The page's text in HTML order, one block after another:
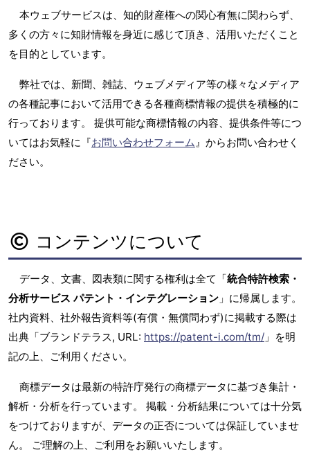
本ウェブサービスは、知的財産権への関心有無に関わらず、
多くの方々に知財情報を身近に感じて頂き、活用いただくこと
を目的としています。
弊社では、新聞、雑誌、ウェブメディア等の様々なメディア
の各種記事において活用できる各種商標情報の提供を積極的に
行っております。 提供可能な商標情報の内容、提供条件等につ
いてはお気軽に『お問い合わせフォーム 』からお問い合わせく
ださい。
コンテンツについて
データ、文書、図表類に関する権利は全て「統合特許検索・
分析サービス パテント・インテグレーション 」に帰属します。
社内資料、社外報告資料等(有償・無償問わず)に掲載する際は
出典「ブランドテラス, URL: https://patent-i.com/tm/ 」を明
記の上、ご利用ください。
商標データは最新の特許庁発行の商標データに基づき集計・
解析・分析を行っています。 掲載・分析結果については十分気
をつけておりますが、データの正否については保証していませ
ん。 ご理解の上、ご利用をお願いいたします。